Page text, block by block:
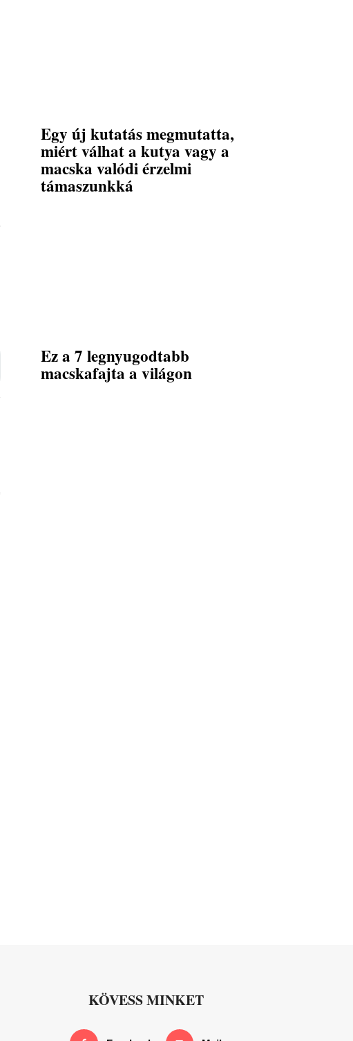
Egy új kutatás megmutatta,
miért válhat a kutya vagy a
macska valódi érzelmi
támaszunkká
Ez a 7 legnyugodtabb
macskafajta a világon
KÖVESS MINKET